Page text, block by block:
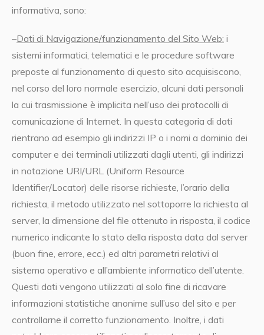
informativa, sono:
–Dati di Navigazione/funzionamento del Sito Web: i
sistemi informatici, telematici e le procedure software
preposte al funzionamento di questo sito acquisiscono,
nel corso del loro normale esercizio, alcuni dati personali
la cui trasmissione è implicita nell’uso dei protocolli di
comunicazione di Internet. In questa categoria di dati
rientrano ad esempio gli indirizzi IP o i nomi a dominio dei
computer e dei terminali utilizzati dagli utenti, gli indirizzi
in notazione URI/URL (Uniform Resource
Identifier/Locator) delle risorse richieste, l’orario della
richiesta, il metodo utilizzato nel sottoporre la richiesta al
server, la dimensione del file ottenuto in risposta, il codice
numerico indicante lo stato della risposta data dal server
(buon fine, errore, ecc.) ed altri parametri relativi al
sistema operativo e all’ambiente informatico dell’utente.
Questi dati vengono utilizzati al solo fine di ricavare
informazioni statistiche anonime sull’uso del sito e per
controllarne il corretto funzionamento. Inoltre, i dati